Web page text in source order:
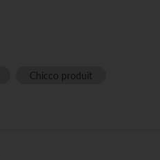
Chicco produit